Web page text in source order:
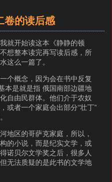
卷的读后感
就开始读这本《静静的顿
想整本读完再写读后感，所
这么一篇了。
个概念，因为会在书中反复
本是就是指 俄国南部边疆地
自由民群体。他们介于农奴
或者一个家庭会出部分“壮丁”
地区的哥萨克家庭，所以，
的小说，而是纪实文学，或
诺贝尔文学奖之后，很多人
无法质疑的是此书的文学地